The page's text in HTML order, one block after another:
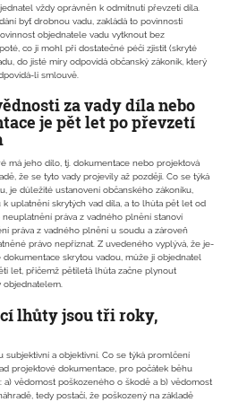
vždy oprávněn k odmítnutí převzetí díla.
byť drobnou vadu, zakládá to povinnosti
objednatele vadu vytknout bez
co ji mohl při dostatečné péči zjistit (skryté
do jisté míry odpovídá občanský zákoník, který
li smlouvě.
za vady díla nebo
je pět let po převzetí
má jeho dílo, tj. dokumentace nebo projektová
že se tyto vady projevily až později. Co se týká
je důležité ustanovení občanského zákoníku,
uplatnění skrytých vad díla, a to lhůta pět let od
práva z vadného plnění stanoví
práva z vadného plnění u soudu a zároveň
právo nepřiznat. Z uvedeného vyplývá, že je-
skrytou vadou, může ji objednatel
let, přičemž pětiletá lhůta začne plynout
objednatelem.
lhůty jsou tři roky,
a objektivní. Co se týká promlčení
projektové dokumentace, pro počátek běhu
vědomost poškozeného o škodě a b) vědomost
tedy postačí, že poškozený na základě